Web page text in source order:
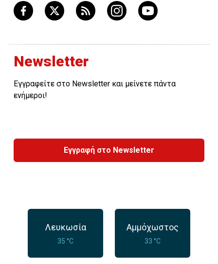
Newsletter
Εγγραφείτε στο Newsletter και μείνετε πάντα
ενήμεροι!
Εγγραφή στο Newsletter
Λευκωσία
35 °C
Αμμόχωστος
33 °C